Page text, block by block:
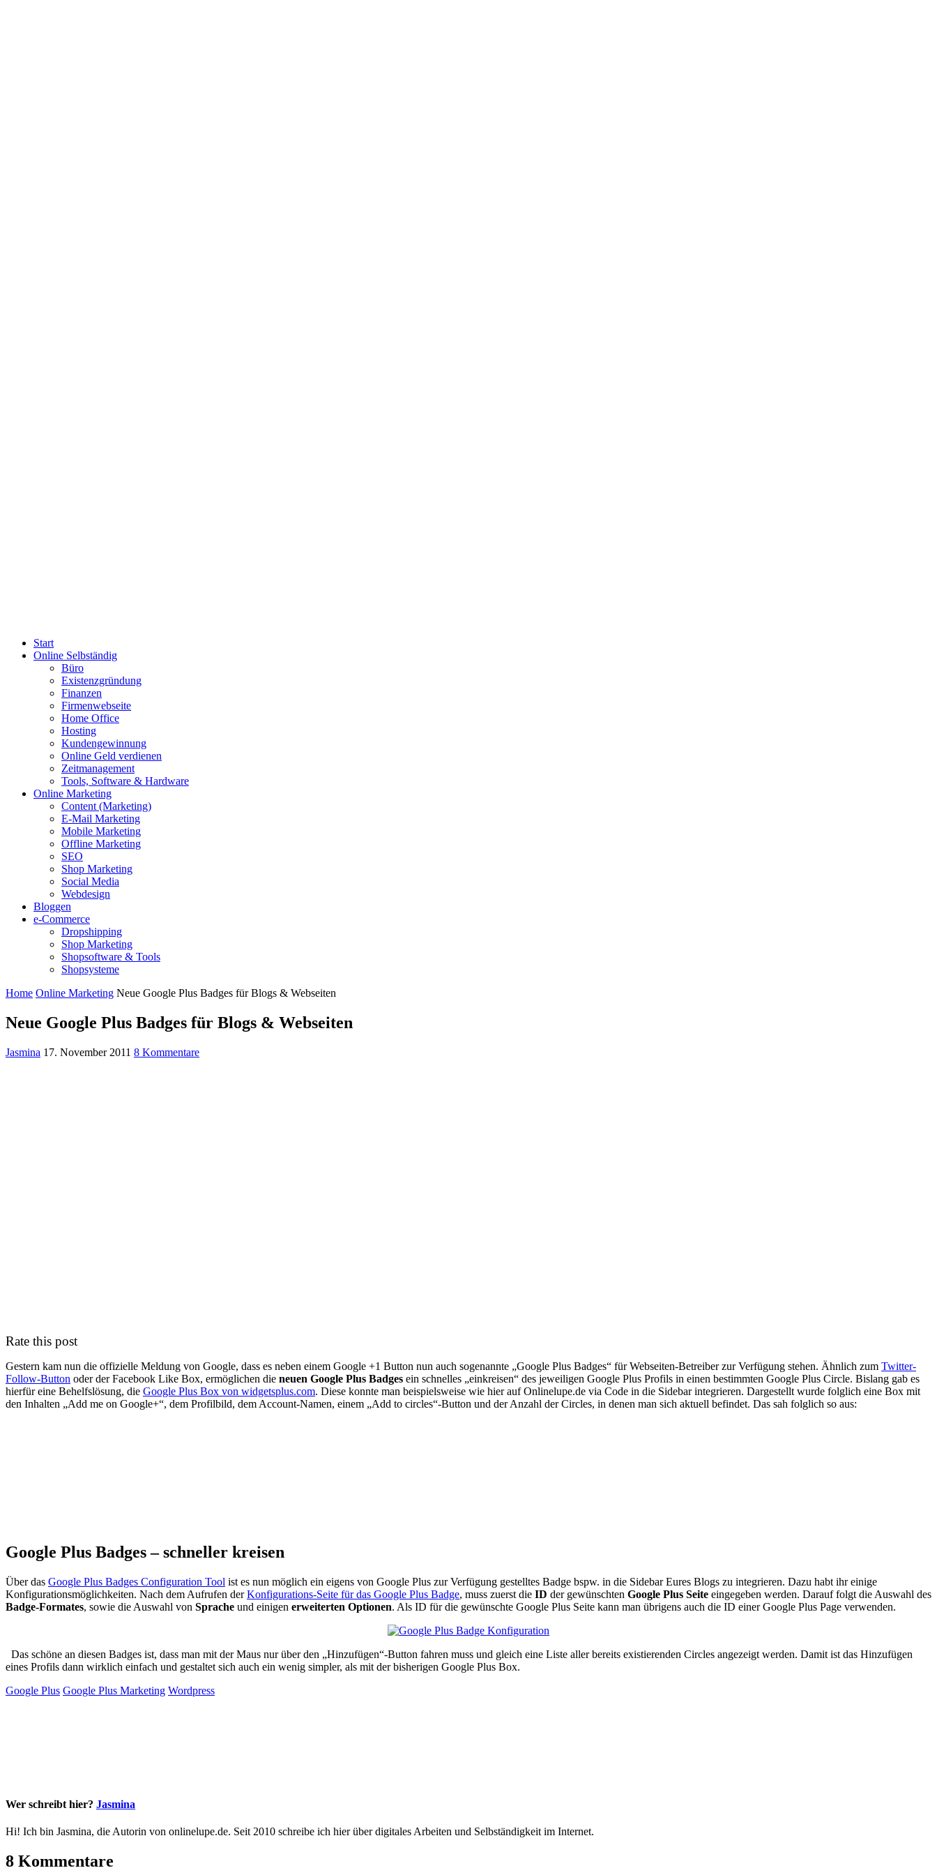
Start
Online Selbständig
Büro
Existenzgründung
Finanzen
Firmenwebseite
Home Office
Hosting
Kundengewinnung
Online Geld verdienen
Zeitmanagement
Tools, Software & Hardware
Online Marketing
Content (Marketing)
E-Mail Marketing
Mobile Marketing
Offline Marketing
SEO
Shop Marketing
Social Media
Webdesign
Bloggen
e-Commerce
Dropshipping
Shop Marketing
Shopsoftware & Tools
Shopsysteme
Home Online Marketing Neue Google Plus Badges für Blogs & Webseiten
Neue Google Plus Badges für Blogs & Webseiten
Jasmina 17. November 2011 8 Kommentare
Rate this post
Gestern kam nun die offizielle Meldung von Google, dass es neben einem Google +1 Button nun auch sogenannte „Google Plus Badges“ für Webseiten-Betreiber zur Verfügung stehen. Ähnlich zum Twitter-
Follow-Button oder der Facebook Like Box, ermöglichen die neuen Google Plus Badges ein schnelles „einkreisen“ des jeweiligen Google Plus Profils in einen bestimmten Google Plus Circle. Bislang gab es
hierfür eine Behelfslösung, die Google Plus Box von widgetsplus.com. Diese konnte man beispielsweise wie hier auf Onlinelupe.de via Code in die Sidebar integrieren. Dargestellt wurde folglich eine Box mit
den Inhalten „Add me on Google+“, dem Profilbild, dem Account-Namen, einem „Add to circles“-Button und der Anzahl der Circles, in denen man sich aktuell befindet. Das sah folglich so aus:
Google Plus Badges – schneller kreisen
Über das Google Plus Badges Configuration Tool ist es nun möglich ein eigens von Google Plus zur Verfügung gestelltes Badge bspw. in die Sidebar Eures Blogs zu integrieren. Dazu habt ihr einige
Konfigurationsmöglichkeiten. Nach dem Aufrufen derKonfigurations-Seite für das Google Plus Badge, muss zuerst die ID der gewünschten Google Plus Seite eingegeben werden. Darauf folgt die Auswahl des
Badge-Formates, sowie die Auswahl von Sprache und einigen erweiterten Optionen. Als ID für die gewünschte Google Plus Seite kann man übrigens auch die ID einer Google Plus Page verwenden.
Das schöne an diesen Badges ist, dass man mit der Maus nur über den „Hinzufügen“-Button fahren muss und gleich eine Liste aller bereits existierenden Circles angezeigt werden. Damit ist das Hinzufügen
eines Profils dann wirklich einfach und gestaltet sich auch ein wenig simpler, als mit der bisherigen Google Plus Box.
Google Plus Google Plus Marketing Wordpress
Wer schreibt hier? Jasmina
Hi! Ich bin Jasmina, die Autorin von onlinelupe.de. Seit 2010 schreibe ich hier über digitales Arbeiten und Selbständigkeit im Internet.
8 Kommentare